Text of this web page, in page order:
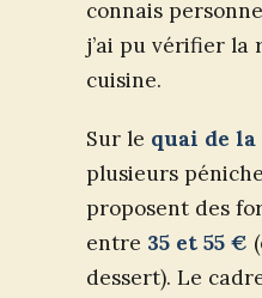
connais
j’ai pu vérifier la
cuisine.
Sur le quai de
plusieurs
proposent des
entre 35 et 55 €
dessert). Le